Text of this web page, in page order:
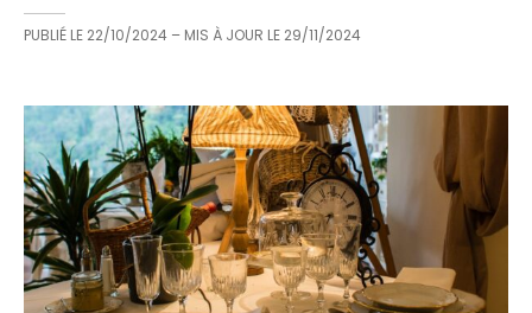
PUBLIÉ LE 22/10/2024 – MIS À JOUR LE 29/11/2024